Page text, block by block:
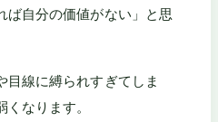
ば自分の価値がない」と思
目線に縛られすぎてしま
なります。